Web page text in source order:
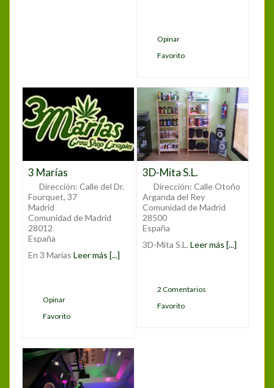
Opinar
Favorito
3 Marías
Dirección: Calle del Dr.
Fourquet, 37
Madrid
Comunidad de Madrid
28012
España
En 3 MaríasLeer más [...]
Opinar
Favorito
3D-Mita S.L.
Dirección: Calle Otoño
Arganda del Rey
Comunidad de Madrid
28500
España
3D-Mita S.L.Leer más [...]
2 Comentarios
Favorito